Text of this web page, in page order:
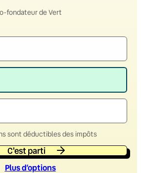
fondateur de Vert
sont déductibles des impôts
C'est parti
Plus d’options